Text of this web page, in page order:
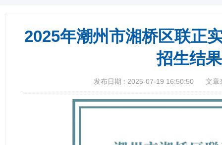
2025年潮州市湘桥区联正
招生结
发布日期 : 2025-07-19 16:50:50 文章